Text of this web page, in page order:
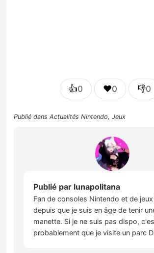
👍0 ❤️0 👎0
Publié dansActualités Nintendo,Jeux
Publié par lunapolitana
Fan de consoles Nintendo et de
depuis que je suis en âge de tenir
manette. Si je ne suis pas dispo,
probablement que je visite un parc